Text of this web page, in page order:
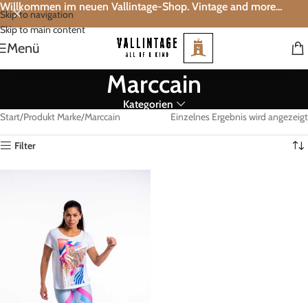
Skip to navigation
Skip to main content
Willkommen im neuen Vallintage-Shop. Vintage and more...
Menü
Marccain
Kategorien
Start Produkt Marke Marccain Einzelnes Ergebnis wird angezeigt
Filter